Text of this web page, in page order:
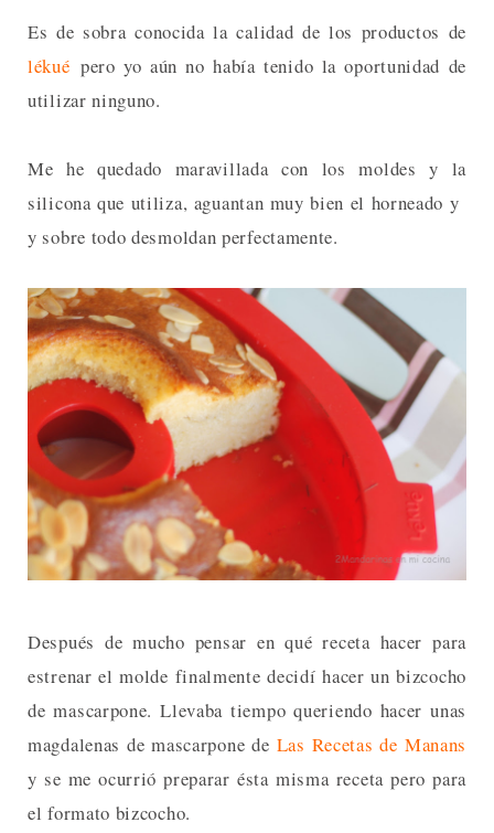
Es de sobra conocida la calidad de los productos de
lékué pero yo aún no había tenido la oportunidad de
utilizar ninguno.
Me he quedado maravillada con los moldes y la
silicona que utiliza, aguantan muy bien el horneado y
y sobre todo desmoldan perfectamente.
Después de mucho pensar en qué receta hacer para
estrenar el molde finalmente decidí hacer un bizcocho
de mascarpone. Llevaba tiempo queriendo hacer unas
magdalenas de mascarpone de Las Recetas de Manans
y se me ocurrió preparar ésta misma receta pero para
el formato bizcocho.